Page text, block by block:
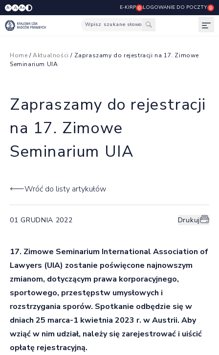
A- A A+ E-KIRP LOGOWANIE DO POCZTY
Wpisz szukane słowo
Home /Aktualności / Zapraszamy do rejestracji na 17. Zimowe
Seminarium UIA
Zapraszamy do rejestracji
na 17. Zimowe
Seminarium UIA
Wróć do listy artykułów
01 GRUDNIA 2022 Drukuj
17. Zimowe Seminarium International Association of
Lawyers (UIA) zostanie poświęcone najnowszym
zmianom, dotyczącym prawa korporacyjnego,
sportowego, przestępstw umysłowych i
rozstrzygania sporów. Spotkanie odbędzie się w
dniach 25 marca-1 kwietnia 2023 r. w Austrii. Aby
wziąć w nim udział, należy się zarejestrować i uiścić
opłatę rejestracyjną.